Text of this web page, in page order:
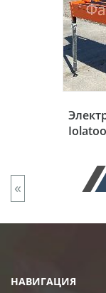
«
НАВИГАЦИЯ